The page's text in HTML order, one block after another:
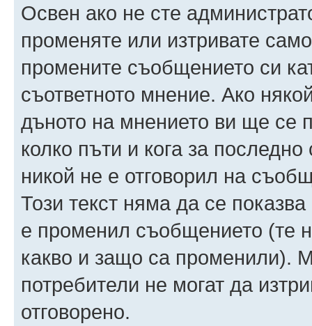
Освен ако не сте
променяте или изтривате
промените съобщението си
съответното мнение. Ако
дъното на мнението ви ще се
колко пъти и кога за
никой не е отговорил на
Този текст няма да се
е променил съобщението (те
какво и защо са променили).
потребители не могат да
отговорено.